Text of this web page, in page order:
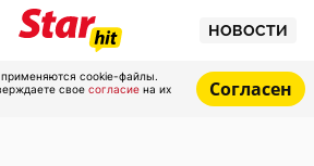
НОВОСТИ
cookie-файлы.
свое согласие на их
Согласен